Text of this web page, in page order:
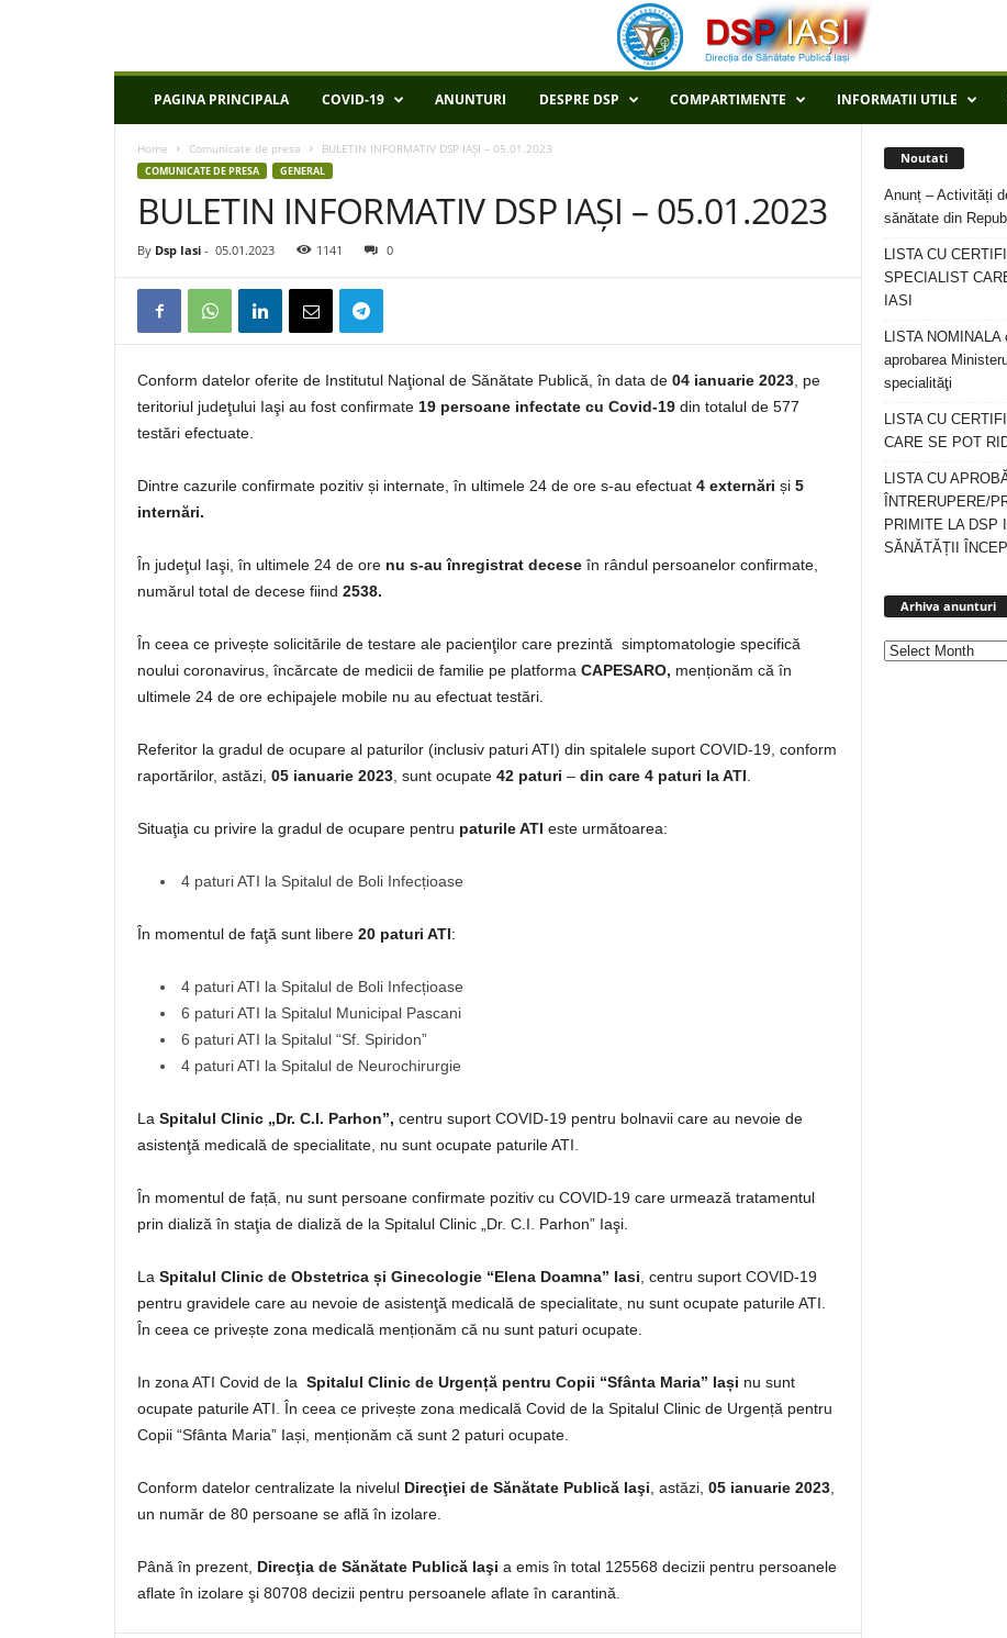
P
PAGINA PRINCIPALA COVID-19 ANUNTURI DESPRE DSP COMPARTIMENTE INFORMATII UTILE
Home Comunicate de presa BULETIN INFORMATIV DSP IAȘI – 05.01.2023
COMUNICATE DE PRESA GENERAL
BULETIN INFORMATIV DSP IAȘI – 05.01.2023
By Dsp Iasi - 05.01.2023 1141 0
Conform datelor oferite de Institutul Naţional de Sănătate Publică, în data de 04 ianuarie 2023 , pe
teritoriul judeţului Iaşi au fost confirmate 19 persoane infectate cu Covid-19 din totalul de 577
testări efectuate.
Dintre cazurile confirmate pozitiv și internate, în ultimele 24 de ore s-au efectuat 4 externări și 5
internări.
În judeţul Iaşi, în ultimele 24 de ore nu s-au înregistrat decese în rândul persoanelor confirmate,
numărul total de decese fiind 2538.
În ceea ce privește solicitările de testare ale pacienţilor care prezintă simptomatologie specifică
noului coronavirus, încărcate de medicii de familie pe platforma CAPESARO, menționăm că în
ultimele 24 de ore echipajele mobile nu au efectuat testări.
Referitor la gradul de ocupare al paturilor (inclusiv paturi ATI) din spitalele suport COVID-19, conform
raportărilor, astăzi, 05 ianuarie 2023 , sunt ocupate 42 paturi – din care 4 paturi la ATI
Situaţia cu privire la gradul de ocupare pentru paturile ATI este următoarea:
4 paturi ATI la Spitalul de Boli Infecțioase
În momentul de faţă sunt libere 20 paturi ATI:
4 paturi ATI la Spitalul de Boli Infecțioase
6 paturi ATI la Spitalul Municipal Pascani
6 paturi ATI la Spitalul “Sf. Spiridon”
4 paturi ATI la Spitalul de Neurochirurgie
La Spitalul Clinic „Dr. C.I. Parhon”, centru suport COVID-19 pentru bolnavii care au nevoie de
asistenţă medicală de specialitate, nu sunt ocupate paturile ATI.
În momentul de față, nu sunt persoane confirmate pozitiv cu COVID-19 care urmează tratamentul
prin dializă în staţia de dializă de la Spitalul Clinic „Dr. C.I. Parhon” Iaşi.
La Spitalul Clinic de Obstetrica și Ginecologie “Elena Doamna” Iasi , centru suport COVID-19
pentru gravidele care au nevoie de asistenţă medicală de specialitate, nu sunt ocupate paturile ATI.
În ceea ce privește zona medicală menționăm că nu sunt paturi ocupate.
In zona ATI Covid de la Spitalul Clinic de Urgență pentru Copii “Sfânta Maria” Iași nu sunt
ocupate paturile ATI. În ceea ce privește zona medicală Covid de la Spitalul Clinic de Urgență pentru
Copii “Sfânta Maria” Iași, menționăm că sunt 2 paturi ocupate.
Conform datelor centralizate la nivelul Direcţiei de Sănătate Publică Iaşi , astăzi, 05 ianuarie 2023
un număr de 80 persoane se află în izolare.
Până în prezent, Direcţia de Sănătate Publică Iaşi a emis în total 125568 decizii pentru persoanele
aflate în izolare şi 80708 decizii pentru persoanele aflate în carantină.
Noutati
Anunț – Activități
sănătate din
LISTA CU
SPECIALIST
IASI
LISTA
aprobarea
specialităţi
LISTA CU
CARE SE POT
LISTA CU
ÎNTRERUPERE/
PRIMITE LA DSP
SĂNĂTĂȚII
Arhiva anunturi